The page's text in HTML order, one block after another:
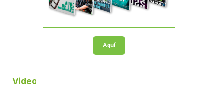
Aquí
Video